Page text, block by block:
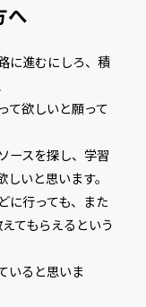
へ
に進むにしろ、積
て欲しいと願って
ースを探し、学習
いと思います。
に行っても、また
てもらえるという
いると思いま